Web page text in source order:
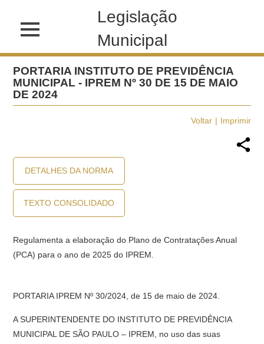
Legislação
Municipal
PORTARIA INSTITUTO DE PREVIDÊNCIA
MUNICIPAL - IPREM Nº 30 DE 15 DE MAIO
DE 2024
Voltar Imprimir
DETALHES DA NORMA
TEXTO CONSOLIDADO
Regulamenta a elaboração do Plano de Contratações Anual
(PCA) para o ano de 2025 do IPREM.
PORTARIA IPREM Nº 30/2024, de 15 de maio de 2024.
A SUPERINTENDENTE DO INSTITUTO DE PREVIDÊNCIA
MUNICIPAL DE SÃO PAULO – IPREM, no uso das suas